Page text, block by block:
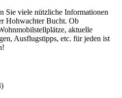
Sie viele nützliche Informationen
Hohwachter Bucht. Ob
aktuelle
Ausflugstipps, etc. für jeden ist